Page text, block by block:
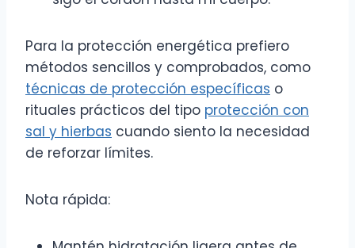
Para la protección energética prefiero
métodos sencillos y comprobados, como
técnicas de protección específicas o
rituales prácticos del tipo protección con
sal y hierbas cuando siento la necesidad
de reforzar límites.
Nota rápida: